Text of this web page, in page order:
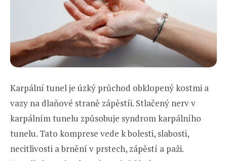
Karpální tunel je úzký průchod obklopený kostmi a
vazy na dlaňové straně zápěstíi. Stlačený nerv v
karpálním tunelu způsobuje syndrom karpálního
tunelu. Tato komprese vede k bolesti, slabosti,
necitlivosti a brnění v prstech, zápěstí a paži.